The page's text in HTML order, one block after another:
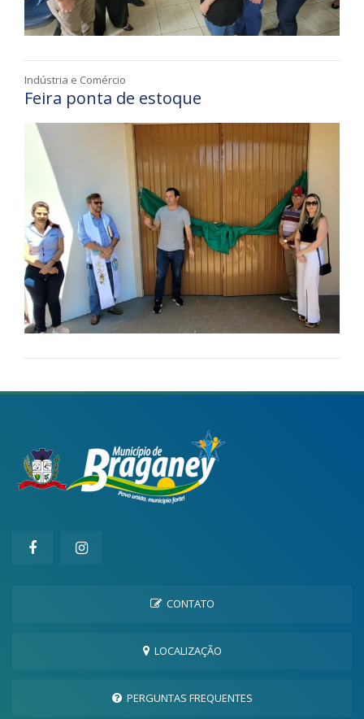
Indústria e Comércio
Feira ponta de estoque
CONTATO
LOCALIZAÇÃO
PERGUNTAS FREQUENTES